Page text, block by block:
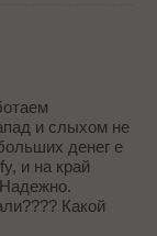
и слыхом не
денег e
и на край
Какой